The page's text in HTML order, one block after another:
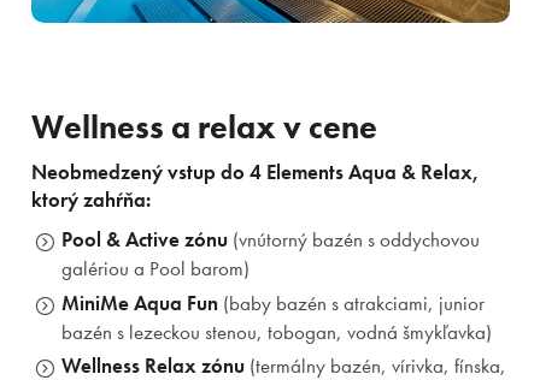
Wellness a relax v cene
Neobmedzený vstup do 4 Elements Aqua & Relax,
ktorý zahŕňa:
Pool & Active zónu (vnútorný bazén s oddychovou
galériou a Pool barom)
MiniMe Aqua Fun (baby bazén s atrakciami, junior
bazén s lezeckou stenou, tobogan, vodná šmykľavka)
Wellness Relax zónu (termálny bazén, vírivka, fínska,